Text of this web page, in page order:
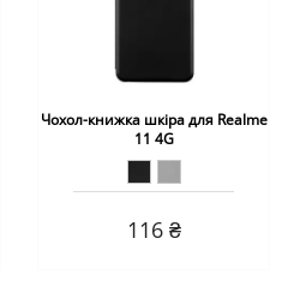
Чохол-книжка шкіра для Realme
11 4G
116 ₴